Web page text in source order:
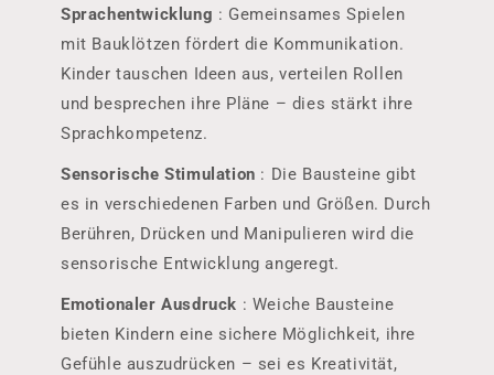
Sprachentwicklung : Gemeinsames Spielen
mit Bauklötzen fördert die Kommunikation.
Kinder tauschen Ideen aus, verteilen Rollen
und besprechen ihre Pläne – dies stärkt ihre
Sprachkompetenz.
Sensorische Stimulation : Die Bausteine ​​gibt
es in verschiedenen Farben und Größen. Durch
Berühren, Drücken und Manipulieren wird die
sensorische Entwicklung angeregt.
Emotionaler Ausdruck : Weiche Bausteine ​​
bieten Kindern eine sichere Möglichkeit, ihre
Gefühle auszudrücken – sei es Kreativität,